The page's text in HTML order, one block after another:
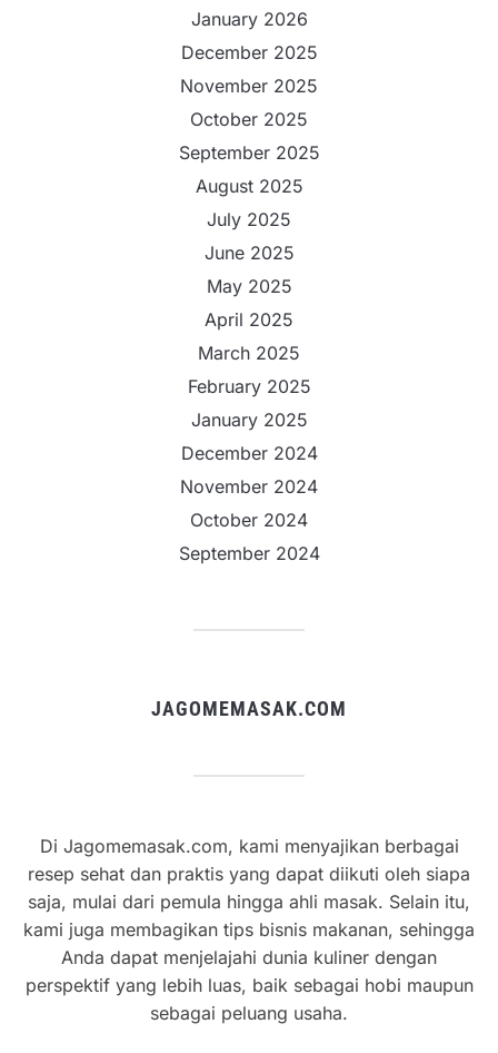
January 2026
December 2025
November 2025
October 2025
September 2025
August 2025
July 2025
June 2025
May 2025
April 2025
March 2025
February 2025
January 2025
December 2024
November 2024
October 2024
September 2024
JAGOMEMASAK.COM
Di Jagomemasak.com, kami menyajikan berbagai
resep sehat dan praktis yang dapat diikuti oleh siapa
saja, mulai dari pemula hingga ahli masak. Selain itu,
kami juga membagikan tips bisnis makanan, sehingga
Anda dapat menjelajahi dunia kuliner dengan
perspektif yang lebih luas, baik sebagai hobi maupun
sebagai peluang usaha.